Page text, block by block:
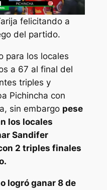
felicitando a
del partido.
para los locales
a 67 al final del
triples y
Pichincha con
sin embargo pese
los locales
Sandifer
2 triples finales
logró ganar 8 de